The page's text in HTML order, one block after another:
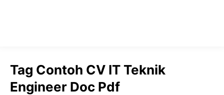
Tag Contoh CV IT Teknik
Engineer Doc Pdf